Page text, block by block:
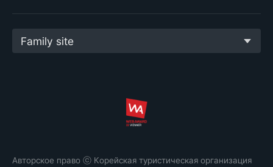
Family site
Авторское право ⓒ Корейская туристическая организация